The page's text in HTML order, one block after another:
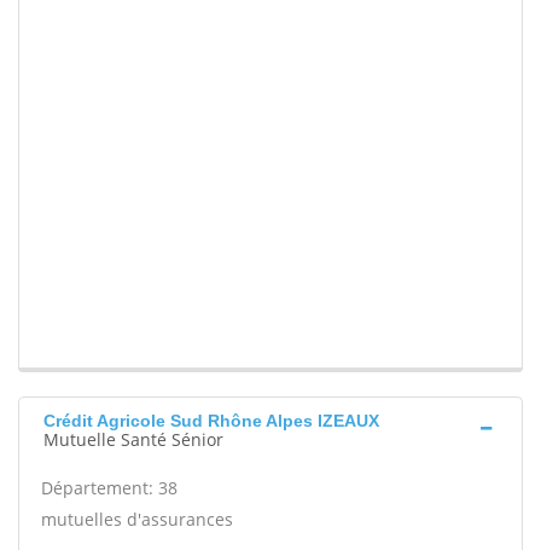
Crédit Agricole Sud Rhône Alpes IZEAUX
Mutuelle Santé Sénior
Département: 38
mutuelles d'assurances